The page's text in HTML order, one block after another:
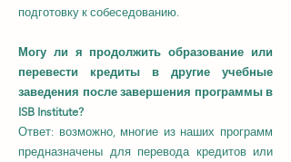
подготовку к собеседованию.
Могу ли я продолжить образование или
перевести кредиты в другие учебные
заведения после завершения программы в
ISB Institute?
Ответ: возможно, многие из наших программ
предназначены для перевода кредитов или